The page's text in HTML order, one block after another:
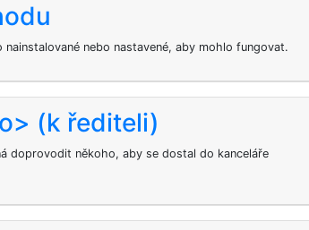
nebo nastavené, aby mohlo fungovat.
(k řediteli)
doprovodit někoho, aby se dostal do kanceláře